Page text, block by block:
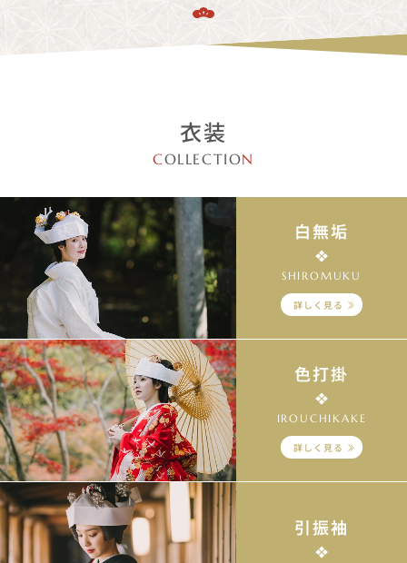
衣装
COLLECTION
白無垢
SHIROMUKU
詳しく見る
色打掛
IROUCHIKAKE
詳しく見る
引振袖